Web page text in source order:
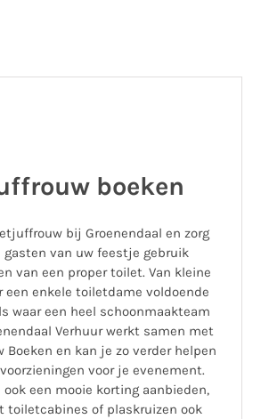
boeken
bij Groenendaal en zorg
gasten van uw feestje gebruik
van een proper toilet. Van kleine
een enkele toiletdame voldoende
waar een heel schoonmaakteam
Verhuur werkt samen met
Boeken en kan je zo verder helpen
voor je evenement.
een mooie korting aanbieden,
toiletcabines of plaskruizen ook